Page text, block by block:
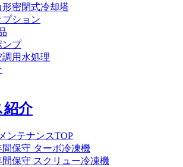
形密閉式冷却塔
プション
ンプ
調用水処理
紹介
ンテナンスTOP
間保守 ターボ冷凍機
間保守 スクリュー冷凍機